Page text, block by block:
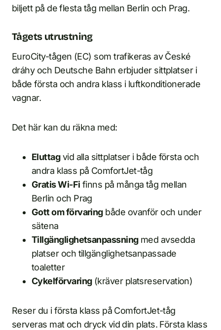
biljett på de flesta tåg mellan Berlin och Prag.
Tågets utrustning
EuroCity-tågen (EC) som trafikeras av České
dráhy och Deutsche Bahn erbjuder sittplatser i
både första och andra klass i luftkonditionerade
vagnar.
Det här kan du räkna med:
Eluttagvid alla sittplatser i både första och
andra klass på ComfortJet-tåg
Gratis Wi-Fi finns på många tåg mellan
Berlin och Prag
Gott om förvaringbåde ovanför och under
sätena
Tillgänglighetsanpassningmed avsedda
platser och tillgänglighetsanpassade
toaletter
Cykelförvaring(kräver platsreservation)
Reser du i första klass på ComfortJet-tåg
serveras mat och dryck vid din plats. Första klass